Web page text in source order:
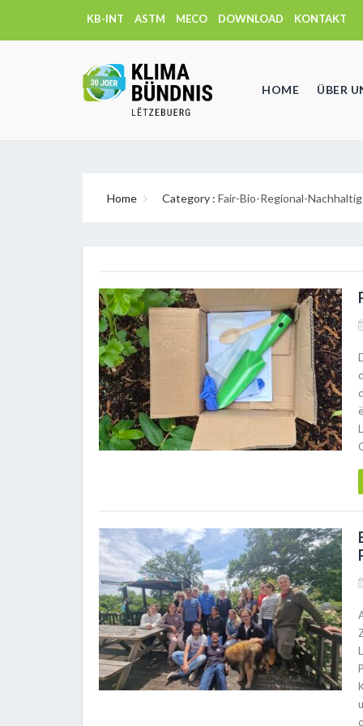
KB-INT ASTM MECO DOWNLOAD KONTAKT
HOME ÜBER
Home Category : Fair-Bio-Regional-Nachhaltig